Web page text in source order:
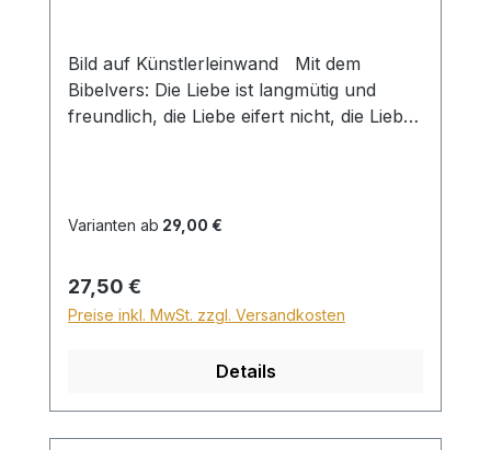
Bild auf Künstlerleinwand Mit dem
Bibelvers: Die Liebe ist langmütig und
freundlich, die Liebe eifert nicht, die Liebe
120cm wird für den Versand innerhalb
Höhe von 28,99€ berechnet. Für den
Versand ins Ausland beträgt der
Sperrgutzuschlag 30€.
Varianten ab 29,00 €
Regulärer Preis:
27,50 €
Preise inkl. MwSt. zzgl. Versandkosten
Details